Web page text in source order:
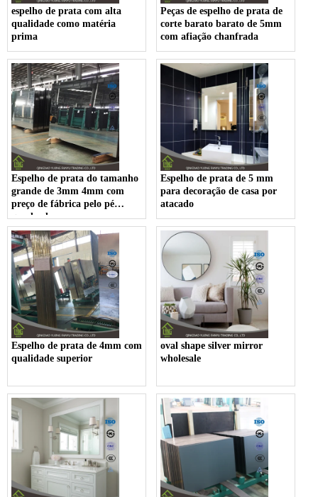
espelho de prata com alta
qualidade como matéria
prima
Peças de espelho de prata de
corte barato barato de 5mm
com afiação chanfrada
Espelho de prata do tamanho
grande de 3mm 4mm com
preço de fábrica pelo pé
quadrado
Espelho de prata de 5 mm
para decoração de casa por
atacado
Espelho de prata de 4mm com
qualidade superior
oval shape silver mirror
wholesale